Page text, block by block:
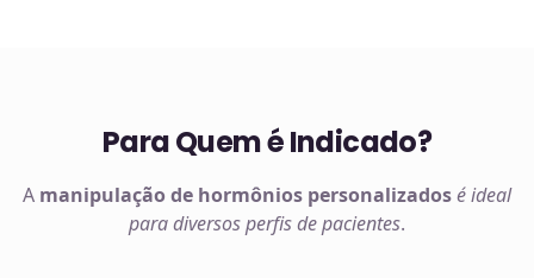
Para Quem é Indicado?
A manipulação de hormônios personalizadosé ideal
para diversos perfis de pacientes.